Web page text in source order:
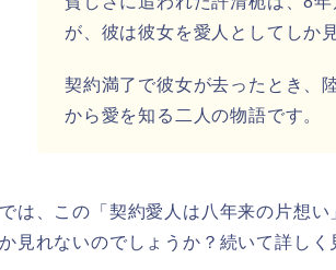
が、彼は彼女を愛人としてしか
契約満了で彼女が去ったとき、
から愛を知る二人の物語です。
では、この「契約愛人は八年来の片想
か見れないのでしょうか？続いて詳しく